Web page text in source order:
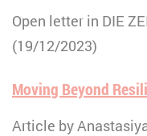
Open letter in DIE
(19/12/2023)
Moving Beyond
Article by